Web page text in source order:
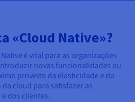
«Cloud Native»?
é vital para as organizações
novas funcionalidades ou
proveito da elasticidade e do
cloud para satisfazer as
dos clientes.